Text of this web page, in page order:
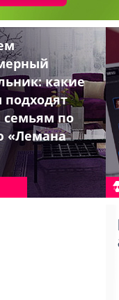
какие
по
«Лемана